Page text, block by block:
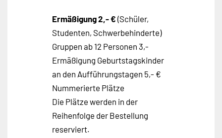
Ermäßigung 2,- € (Schüler,
Studenten, Schwerbehinderte)
Gruppen ab 12 Personen 3,-
Ermäßigung Geburtstagskinder
an den Aufführungstagen 5,- €
Nummerierte Plätze
Die Plätze werden in der
Reihenfolge der Bestellung
reserviert.